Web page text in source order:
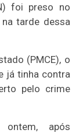
foi preso no
na tarde dessa
(PMCE), o
já tinha contra
pelo crime
após